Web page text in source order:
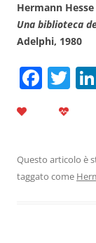
Hermann Hesse
Una biblioteca
Adelphi, 1980
F
b
o
T
Questo articolo è
taggato come